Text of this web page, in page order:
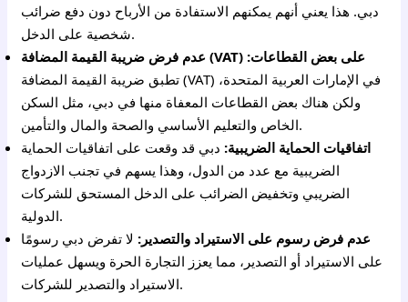
دبي. هذا يعني أنهم يمكنهم الاستفادة من الأرباح دون دفع ضرائب
شخصية على الدخل.
عدم فرض ضريبة القيمة المضافة (VAT) على بعض القطاعات:
تطبق ضريبة القيمة المضافة (VAT) في الإمارات العربية المتحدة،
ولكن هناك بعض القطاعات المعفاة منها في دبي، مثل السكن
الخاص والتعليم الأساسي والصحة والمال والتأمين.
اتفاقيات الحماية الضريبية: دبي قد وقعت على اتفاقيات الحماية
الضريبية مع عدد من الدول، وهذا يسهم في تجنب الازدواج
الضريبي وتخفيض الضرائب على الدخل المستحق للشركات
الدولية.
عدم فرض رسوم على الاستيراد والتصدير: لا تفرض دبي رسومًا
على الاستيراد أو التصدير، مما يعزز التجارة الحرة ويسهل عمليات
الاستيراد والتصدير للشركات.